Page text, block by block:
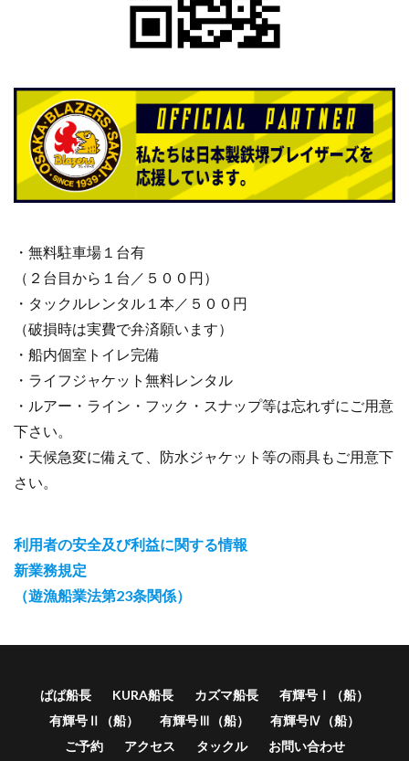
・無料駐車場１台有
（２台目から１台／５００円）
・タックルレンタル１本／５００円
（破損時は実費で弁済願います）
・船内個室トイレ完備
・ライフジャケット無料レンタル
・ルアー・ライン・フック・スナップ等は忘れずにご用意
下さい。
・天候急変に備えて、防水ジャケット等の雨具もご用意下
さい。
利用者の安全及び利益に関する情報
新業務規定
（遊漁船業法第23条関係）
ぱぱ船長 KURA船長 カズマ船長
有輝号Ⅰ（船）
有輝号Ⅱ（船）
有輝号Ⅲ（船）
有輝号Ⅳ（船）
ご予約
アクセス タックル お問い合わせ